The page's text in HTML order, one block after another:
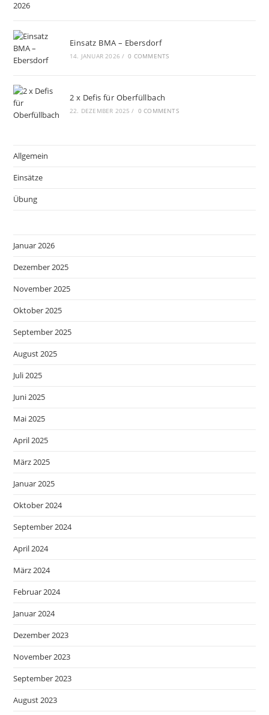
Einsatz BMA – Ebersdorf
14. JANUAR 2026 / 0 COMMENTS
2 x Defis für Oberfüllbach
22. DEZEMBER 2025 / 0 COMMENTS
Allgemein
Einsätze
Übung
Januar 2026
Dezember 2025
November 2025
Oktober 2025
September 2025
August 2025
Juli 2025
Juni 2025
Mai 2025
April 2025
März 2025
Januar 2025
Oktober 2024
September 2024
April 2024
März 2024
Februar 2024
Januar 2024
Dezember 2023
November 2023
September 2023
August 2023